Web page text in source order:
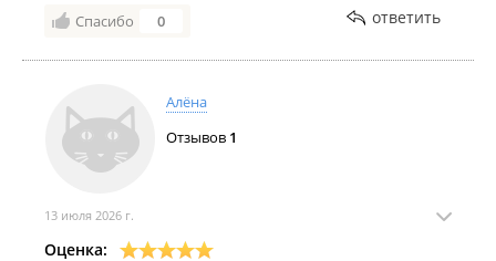
технические моменты. На наш взгляд эта лучшая
строительная компания. Без обмана, без лишних
трат, с душой и теплом к каждому клиенту.
Спасибо 0 ответить
Алёна
Отзывов 1
13 июля 2026 г.
Оценка: